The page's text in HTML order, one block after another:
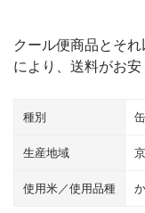
油
づ
天
橋
立
クール便商品とそ
により、送料がお安
種別
生産地域
使用米／使用品種